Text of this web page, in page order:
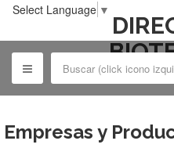
Select Language ▼
Empresas y